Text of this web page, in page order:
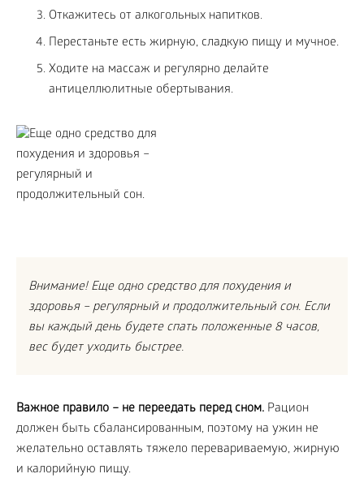
Откажитесь от алкогольных напитков.
Перестаньте есть жирную, сладкую пищу и мучное.
Ходите на массаж и регулярно делайте
антицеллюлитные обертывания.
Внимание! Еще одно средство для похудения и
здоровья – регулярный и продолжительный сон. Если
вы каждый день будете спать положенные 8 часов,
вес будет уходить быстрее.
Важное правило – не переедать перед сном. Рацион
должен быть сбалансированным, поэтому на ужин не
желательно оставлять тяжело перевариваемую, жирную
и калорийную пищу.